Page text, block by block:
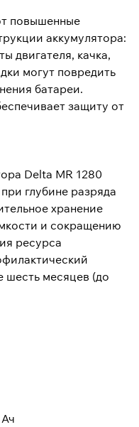
повышенные
аккумулятора:
двигателя, качка,
могут повредить
батареи.
защиту от
Delta MR 1280
глубине разряда
хранение
и сокращению
ресурса
месяцев (до